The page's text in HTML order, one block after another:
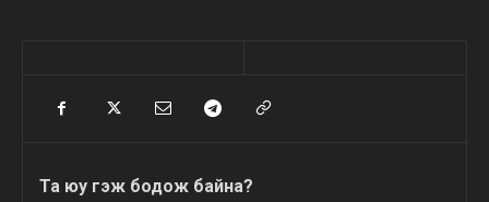
Та юу гэж бодож байна?